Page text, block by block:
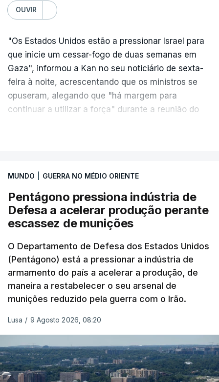
OUVIR
"Os Estados Unidos estão a pressionar Israel para
que inicie um cessar-fogo de duas semanas em
Gaza", informou a Kan no seu noticiário de sexta-
feira à noite, acrescentando que os ministros se
opuseram, alegando que "há margem para
continuar a utilizar a força" durante a reunião do
aplicação do plano de desarmamento do Hamas.
Além disso, o correspondente do canal de
televisão israelita i24News, que também teve
acesso às deliberações do Gabinete, recordou na
autorização formal de Israel para a entrada em
Gaza da Força Internacional de Estabilização, um
contingente multinacional proposto no âmbito do
Meios de comunicação social israelitas
Segurança do país, que o órgão presidido por
Netanyahu exigiu durante a sessão de quinta-feira
a retoma dos ataques aéreos em Gaza,
MUNDO GUERRA NO MÉDIO ORIENTE
Pentágono pressiona indústria de
Defesa a acelerar produção perante
escassez de munições
O Departamento de Defesa dos Estados Unidos
(Pentágono) está a pressionar a indústria de
armamento do país a acelerar a produção, de
maneira a restabelecer o seu arsenal de
munições reduzido pela guerra com o Irão.
Lusa / 9 Agosto 2026, 08:20